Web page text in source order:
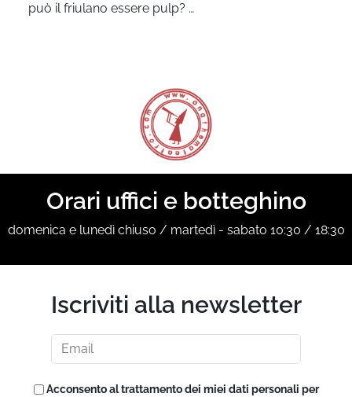
può il friulano essere pulp? …
Orari uffici e botteghino
domenica e lunedì chiuso / martedì - sabato 10:30 / 18:30
Iscriviti alla newsletter
Acconsento al trattamento dei miei dati personali per